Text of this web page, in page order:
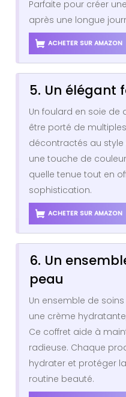
Parfaite pour créer
après une longue
ACHETER SUR AMAZON
5. Un élégant
Un foulard en soie de
être porté de
décontractés au
une touche de
quelle tenue tout en
sophistication.
ACHETER SUR AMAZON
6. Un
peau
Un ensemble de
une crème
Ce coffret aide à
radieuse. Chaque
hydrater et protéger
routine beauté.